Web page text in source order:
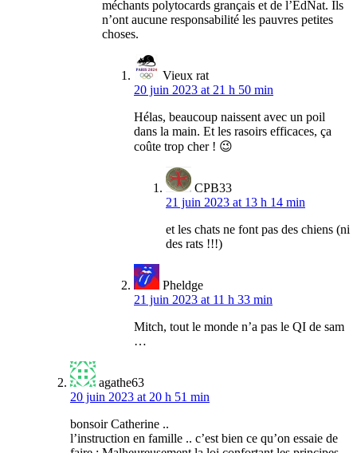
méchants polytocards grançais et de l’EdNat. Ils
n’ont aucune responsabilité les pauvres petites
choses.
Vieux rat
20 juin 2023 at 21 h 50 min
Hélas, beaucoup naissent avec un poil
dans la main. Et les rasoirs efficaces, ça
coûte trop cher ! 😉
CPB33
21 juin 2023 at 13 h 14 min
et les chats ne font pas des chiens (ni
des rats !!!)
Pheldge
21 juin 2023 at 11 h 33 min
Mitch, tout le monde n’a pas le QI de sam
…
agathe63
20 juin 2023 at 20 h 51 min
bonsoir Catherine ..
l’instruction en famille .. c’est bien ce qu’on essaie de